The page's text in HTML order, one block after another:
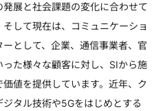
展と社会課題の変化に合わせて
して現在は、コミュニケーショ
として、企業、通信事業者、官
た様々な顧客に対し、SIから施
値を提供しています。近年、ク
タル技術や5Gをはじめとする